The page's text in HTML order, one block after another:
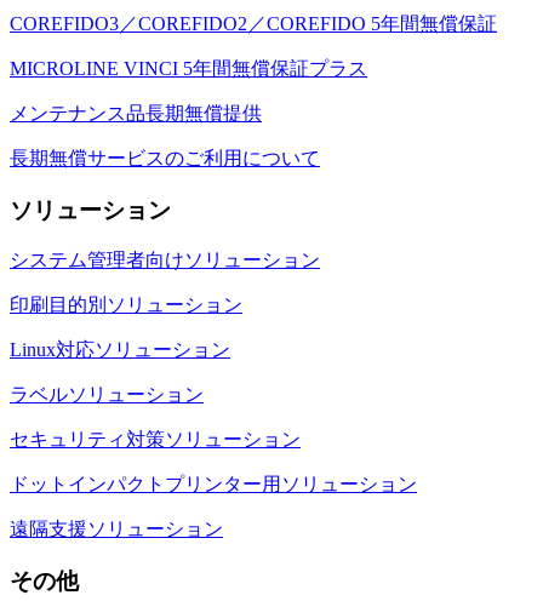
COREFIDO3／COREFIDO2／COREFIDO 5年間無償保証
MICROLINE VINCI 5年間無償保証プラス
メンテナンス品長期無償提供
長期無償サービスのご利用について
ソリューション
システム管理者向けソリューション
印刷目的別ソリューション
Linux対応ソリューション
ラベルソリューション
セキュリティ対策ソリューション
ドットインパクトプリンター用ソリューション
遠隔支援ソリューション
その他